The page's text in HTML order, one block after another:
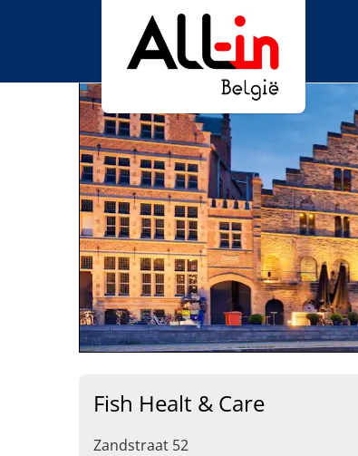
Fish Healt & Care
Zandstraat 52